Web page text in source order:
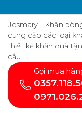
Jesmary - Khăn
cung cấp các loại
thiết kế khăn quà
cầu.
Gọi mua